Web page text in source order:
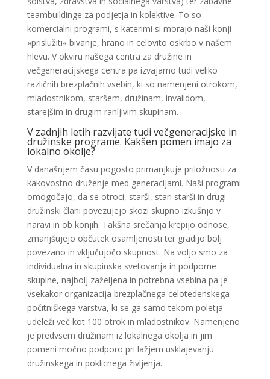
teambuildinge za podjetja in kolektive. To so
komercialni programi, s katerimi si morajo naši konji
»prislužiti« bivanje, hrano in celovito oskrbo v našem
hlevu. V okviru našega centra za družine in
večgeneracijskega centra pa izvajamo tudi veliko
različnih brezplačnih vsebin, ki so namenjeni otrokom,
mladostnikom, staršem, družinam, invalidom,
starejšim in drugim ranljivim skupinam.
V zadnjih letih razvijate tudi večgeneracijske in
družinske programe. Kakšen pomen imajo za
lokalno okolje?
V današnjem času pogosto primanjkuje priložnosti za
kakovostno druženje med generacijami. Naši programi
omogočajo, da se otroci, starši, stari starši in drugi
družinski člani povezujejo skozi skupno izkušnjo v
naravi in ob konjih. Takšna srečanja krepijo odnose,
zmanjšujejo občutek osamljenosti ter gradijo bolj
povezano in vključujočo skupnost. Na voljo smo za
individualna in skupinska svetovanja in podporne
skupine, najbolj zaželjena in potrebna vsebina pa je
vsekakor organizacija brezplačnega celotedenskega
počitniškega varstva, ki se ga samo tekom poletja
udeleži več kot 100 otrok in mladostnikov. Namenjeno
je predvsem družinam iz lokalnega okolja in jim
pomeni močno podporo pri lažjem usklajevanju
družinskega in poklicnega življenja.